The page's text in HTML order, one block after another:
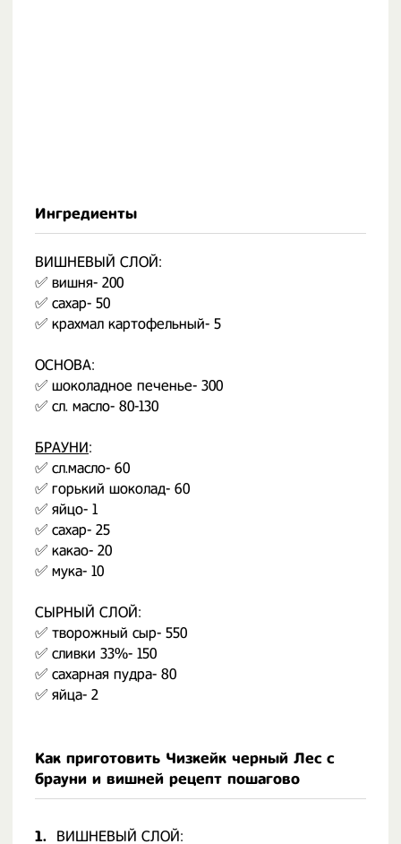
Ингредиенты
ВИШНЕВЫЙ СЛОЙ:
✅ вишня- 200
✅ сахар- 50
✅ крахмал картофельный- 5
ОСНОВА:
✅ шоколадное печенье- 300
✅ сл. масло- 80-130
БРАУНИ:
✅ сл.масло- 60
✅ горький шоколад- 60
✅ яйцо- 1
✅ сахар- 25
✅ какао- 20
✅ мука- 10
СЫРНЫЙ СЛОЙ:
✅ творожный сыр- 550
✅ сливки 33%- 150
✅ сахарная пудра- 80
✅ яйца- 2
Как приготовить Чизкейк черный Лес с
брауни и вишней рецепт пошагово
1. ВИШНЕВЫЙ СЛОЙ: